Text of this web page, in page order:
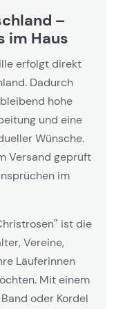
–
im Haus
erfolgt direkt
Dadurch
hohe
und eine
Wünsche.
Versand geprüft
im
" ist die
Vereine,
Läuferinnen
Mit einem
oder Kordel